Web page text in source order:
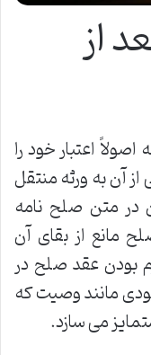
از
اعتبار خود را
آن به ورثه منتقل
در متن صلح نامه
مانع از بقای آن
بودن عقد صلح در
مانند وصیت که
می سازد.